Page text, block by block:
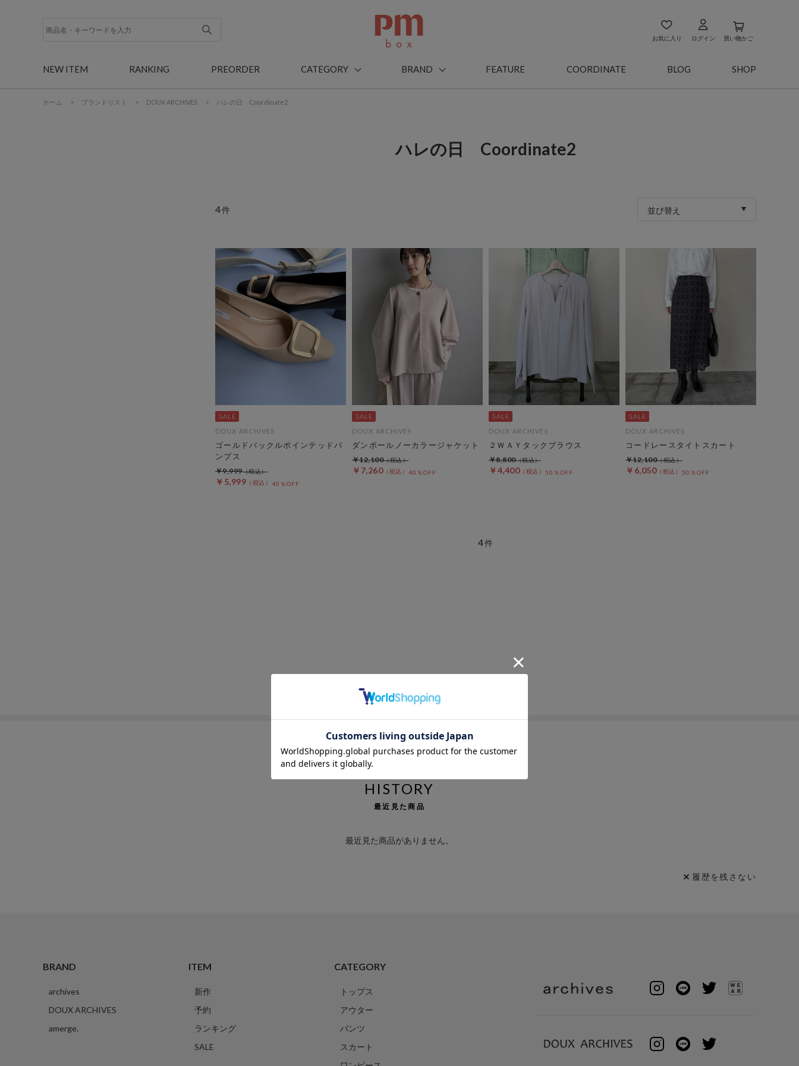
お気に入り ログイン 買い物かご
NEW ITEM RANKING PREORDER CATEGORY BRAND FEATURE COORDINATE BLOG SHOP
ホーム > ブランドリスト > DOUX ARCHIVES > ハレの日 Coordinate2
ハレの日 Coordinate2
4件 並び替え
DOUX ARCHIVES
ゴールドバックルポインテッドパ
ンプス
￥5,999 40％OFF
￥9,999
DOUX ARCHIVES
ダンボールノーカラージャケット
￥7,260 40％OFF
￥12,100
DOUX ARCHIVES
２ＷＡＹタックブラウス
￥4,400 50％OFF
￥8,800
DOUX ARCHIVES
コードレースタイトスカート
￥6,050 50％OFF
￥12,100
4件
HISTORY
最近見た商品
最近見た商品がありません。
履歴を残さない
BRAND
archives
DOUX ARCHIVES
amerge.
ITEM
新作
予約
ランキング
SALE
CATEGORY
トップス
アウター
パンツ
スカート